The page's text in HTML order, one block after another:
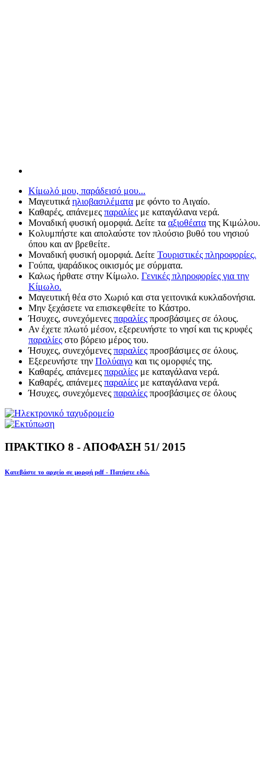
Κίμωλό μου, παράδεισό μου...
Μαγευτικά ηλιοβασιλέματα με φόντο το Αιγαίο.
Καθαρές, απάνεμες παραλίες με καταγάλανα νερά.
Μοναδική φυσική ομορφιά. Δείτε τα αξιοθέατα της Κιμώλου.
Κολυμπήστε και απολαύστε τον πλούσιο βυθό του νησιού
όπου και αν βρεθείτε.
Μοναδική φυσική ομορφιά. Δείτε Τουριστικές πληροφορίες.
Γούπα, ψαράδικος οικισμός με σύρματα.
Καλως ήρθατε στην Κίμωλο. Γενικές πληροφορίες για την
Κίμωλο.
Μαγευτική θέα στο Χωριό και στα γειτονικά κυκλαδονήσια.
Μην ξεχάσετε να επισκεφθείτε το Κάστρο.
Ήσυχες, συνεχόμενες παραλίες προσβάσιμες σε όλους.
Αν έχετε πλωτό μέσον, εξερευνήστε το νησί και τις κρυφές
παραλίες στο βόρειο μέρος του.
Ήσυχες, συνεχόμενες παραλίες προσβάσιμες σε όλους.
Εξερευνήστε την Πολύαιγο και τις ομορφιές της.
Καθαρές, απάνεμες παραλίες με καταγάλανα νερά.
Καθαρές, απάνεμες παραλίες με καταγάλανα νερά.
Ήσυχες, συνεχόμενες παραλίες προσβάσιμες σε όλους
ΠΡΑΚΤΙΚΟ 8 - ΑΠΟΦΑΣΗ 51/ 2015
Κατεβάστε το αρχείο σε μορφή pdf - Πατήστε εδώ.